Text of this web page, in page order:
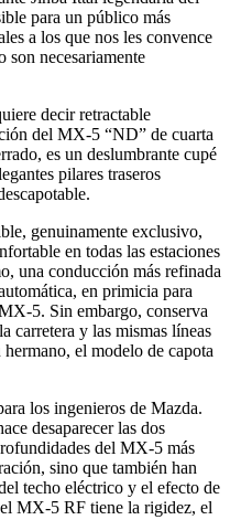
para un público más
a los que nos les convence
son necesariamente
decir retractable
del MX-5 “ND” de cuarta
es un deslumbrante cupé
pilares traseros
genuinamente exclusivo,
en todas las estaciones
una conducción más refinada
en primicia para
5. Sin embargo, conserva
carretera y las mismas líneas
el modelo de capota
los ingenieros de Mazda.
desaparecer las dos
del MX-5 más
sino que también han
techo eléctrico y el efecto de
MX-5 RF tiene la rigidez, el